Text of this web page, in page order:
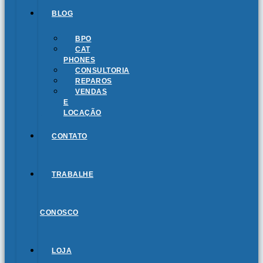
BLOG
BPO
CAT
PHONES
CONSULTORIA
REPAROS
VENDAS
E
LOCAÇÃO
CONTATO
TRABALHE
CONOSCO
LOJA